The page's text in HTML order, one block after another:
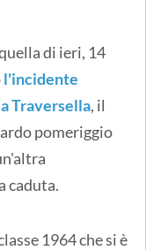
di ieri, 14
l'incidente
Traversella, il
pomeriggio
caduta.
1964 che si è